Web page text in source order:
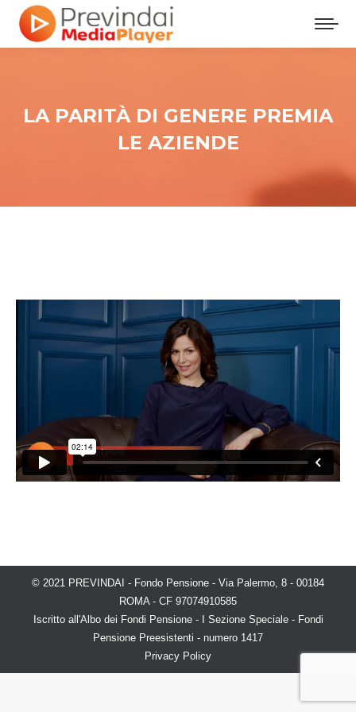
LA PARITÀ DI GENERE PREMIA
LE AZIENDE
© 2021 PREVINDAI - Fondo Pensione - Via Palermo, 8 - 00184
ROMA - CF 97074910585
Iscritto all'Albo dei Fondi Pensione - I Sezione Speciale - Fondi
Pensione Preesistenti - numero 1417
Privacy Policy